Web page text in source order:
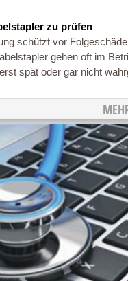
zu prüfen
schützt vor
gehen oft im
spät oder gar nicht